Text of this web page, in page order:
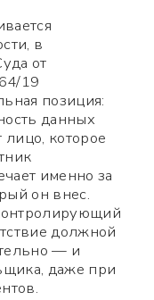
в
от
19
позиция:
данных
которое
именно за
он внес.
должной
— и
даже при